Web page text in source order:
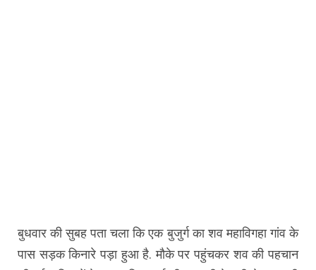
बुधवार की सुबह पता चला कि एक बुजुर्ग का शव महाविगहा गांव के
पास सड़क किनारे पड़ा हुआ है. मौके पर पहुंचकर शव की पहचान